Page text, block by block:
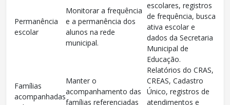
Permanência
escolar
Monitorar a frequência
e a permanência dos
alunos na rede
municipal.
escolares, registros
de frequência, busca
ativa escolar e
dados da Secretaria
Municipal de
Educação.
Famílias
acompanhadas
Manter o
acompanhamento das
famílias referenciadas
Relatórios do CRAS,
CREAS, Cadastro
Único, registros de
atendimentos e